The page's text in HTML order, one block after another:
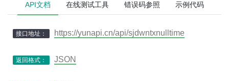
API文档 在线测试工具 错误码参照 示例代码
接口地址： https://yunapi.cn/api/sjdwntxnulltime
返回格式： JSON